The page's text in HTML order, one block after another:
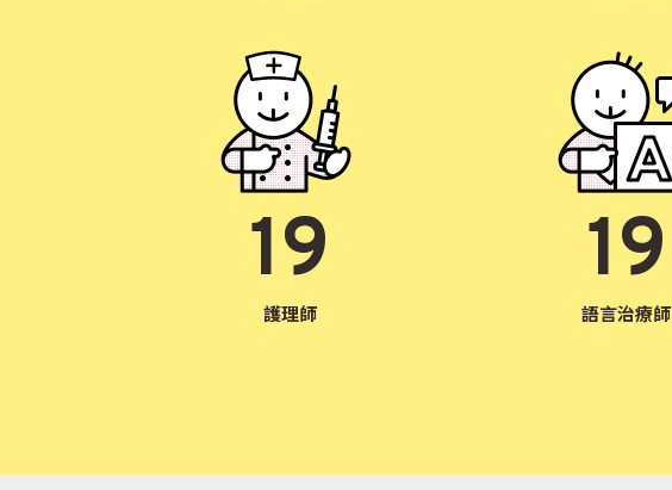
19
護理師
19
語言治療師